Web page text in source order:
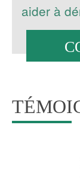
aider à